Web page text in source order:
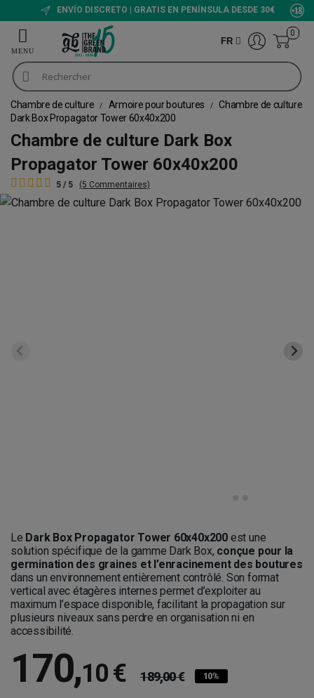
ENVÍO DISCRETO | GRATIS EN PENÍNSULA DESDE 30€
FR
0
Chambre de culture Armoire pour boutures
Chambre de culture
Dark Box Propagator Tower 60x40x200
Chambre de culture Dark Box
Propagator Tower 60x40x200
5 / 5 (5 Commentaires)
Le Dark Box Propagator Tower 60x40x200 est une
solution spécifique de la gamme Dark Box, conçue pour la
germination des graines et l’enracinement des boutures
dans un environnement entièrement contrôlé. Son format
vertical avec étagères internes permet d’exploiter au
maximum l’espace disponible, facilitant la propagation sur
plusieurs niveaux sans perdre en organisation ni en
accessibilité.
170,10 € 189,00 € 10%